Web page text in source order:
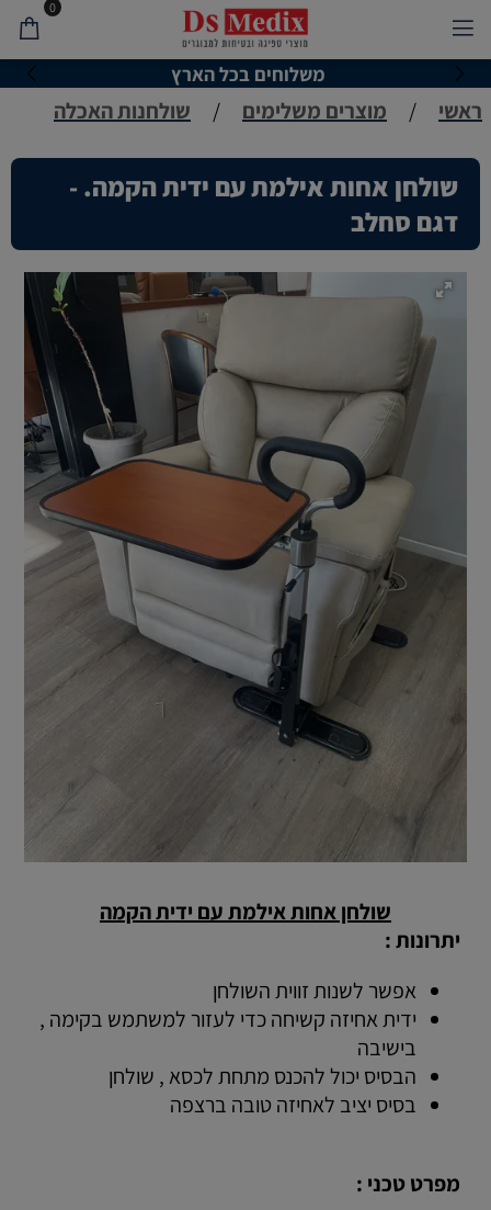
משלוחים בכל הארץ
0
ראשי / מוצרים משלימים / שולחנות האכלה
שולחן אחות אילמת עם ידית הקמה. -
דגם סחלב
שולחן אחות אילמת עם ידית הקמה
יתרונות :
אפשר לשנות זווית השולחן
ידית אחיזה קשיחה כדי לעזור למשתמש בקימה ,
בישיבה
הבסיס יכול להכנס מתחת לכסא , שולחן
בסיס יציב לאחיזה טובה ברצפה
מפרט טכני :